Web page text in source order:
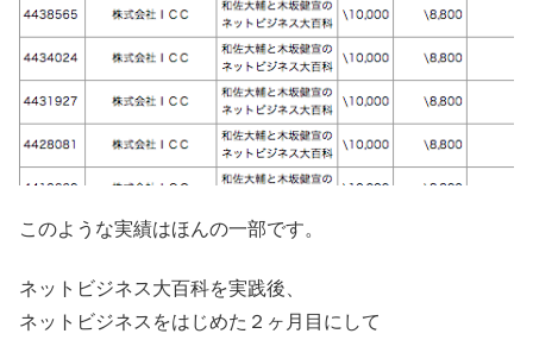
このような実績はほんの一部です。
ネットビジネス大百科を実践後、
ネットビジネスをはじめた２ヶ月目にして